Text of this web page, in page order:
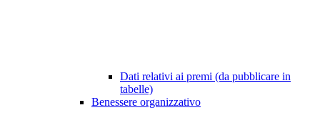
Dati relativi ai premi (da pubblicare in
tabelle)
Benessere organizzativo